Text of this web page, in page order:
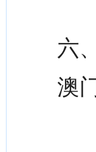
六
澳